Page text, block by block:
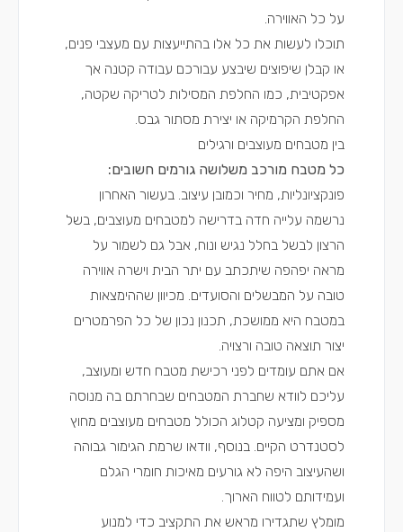
על כל האווירה.
תוכלו לעשות את כל אלו בהתייעצות עם מעצבי פנים,
או קבלן שיפוצים שיבצע עבורכם עבודה קטנה אך
אפקטיבית, כמו החלפת המסילות לטריקה שקטה,
החלפת הקרמיקה או יצירת מסתור גבס.
בין מטבחים מעוצבים ורגילים
כל מטבח מורכב משלושה גורמים חשובים:
פונקציונליות, מחיר וכמובן עיצוב. בעשור האחרון
נרשמה עלייה חדה בדרישה למטבחים מעוצבים, בשל
הרצון לבשל בחלל נגיש ונוח, אבל גם לשמור על
מראה יפהפה שיתכתב עם יתר הבית וישרה אווירה
טובה על המבשלים והסועדים. מכיוון שההימצאות
במטבח היא ממושכת, תכנון נכון של כל הפרמטרים
יצור תוצאה טובה ורצויה.
אם אתם עומדים לפני רכישת מטבח חדש ומעוצב,
עליכם לוודא שחברת המטבחים שבחרתם בה מנוסה
מספיק ומציעה קטלוג הכולל מטבחים מעוצבים מחוץ
לסטנדרט הקיים. בנוסף, וודאו שרמת הגימור גבוהה
ושהעיצוב היפה לא גורעים מאיכות חומרי הגלם
ועמידותם לטווח הארוך.
מומלץ שתגדירו מראש את התקציב כדי למנוע